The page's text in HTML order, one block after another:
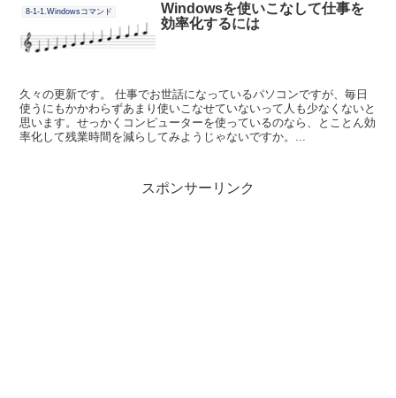
8-1-1.Windowsコマンド
Windowsを使いこなして仕事を
効率化するには
久々の更新です。 仕事でお世話になっているパソコンですが、毎日
使うにもかかわらずあまり使いこなせていないって人も少なくないと
思います。せっかくコンピューターを使っているのなら、とことん効
率化して残業時間を減らしてみようじゃないですか。...
スポンサーリンク